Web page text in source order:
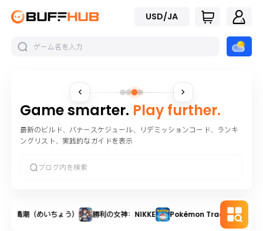
USD/JA
Game smarter. Play further.
最新のビルド、バナースケジュール、リデミッションコード、ランキ
ングリスト、実践的なガイドを表示
鳴潮（めいちょう） 勝利の女神：NIKKE Pokémon Trading Card